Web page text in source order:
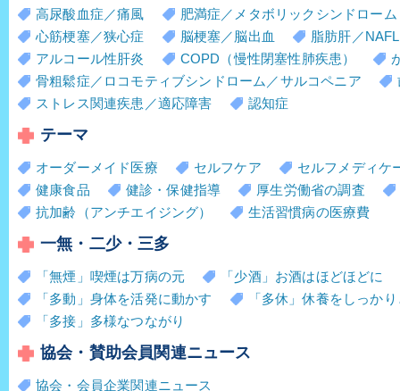
高尿酸血症／痛風
肥満症／メタボリックシンドローム
心筋梗塞／狭心症
脳梗塞／脳出血
脂肪肝／
アルコール性肝炎
COPD（慢性閉塞性肺疾患）
骨粗鬆症／ロコモティブシンドローム／サルコペニア
ストレス関連疾患／適応障害
認知症
テーマ
オーダーメイド医療 セルフケア
セルフメディケ
健康食品
健診・保健指導
厚生労働省の調査
抗加齢（アンチエイジング）
生活習慣病の医療費
一無・二少・三多
「無煙」喫煙は万病の元
「少酒」お酒はほどほどに
「多動」身体を活発に動かす
「多休」休養をしっか
「多接」多様なつながり
協会・賛助会員関連ニュース
協会・会員企業関連ニュース